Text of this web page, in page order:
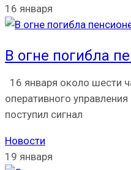
16 января
В огне погибла
16 января около шести
оперативного
поступил сигнал
Новости
19 января